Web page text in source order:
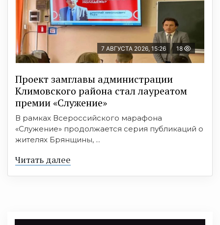
7 АВГУСТА 2026, 15:26 18
Проект замглавы администрации
Климовского района стал лауреатом
премии «Служение»
В рамках Всероссийского марафона
«Служение» продолжается серия публикаций о
жителях Брянщины, ...
Читать далее